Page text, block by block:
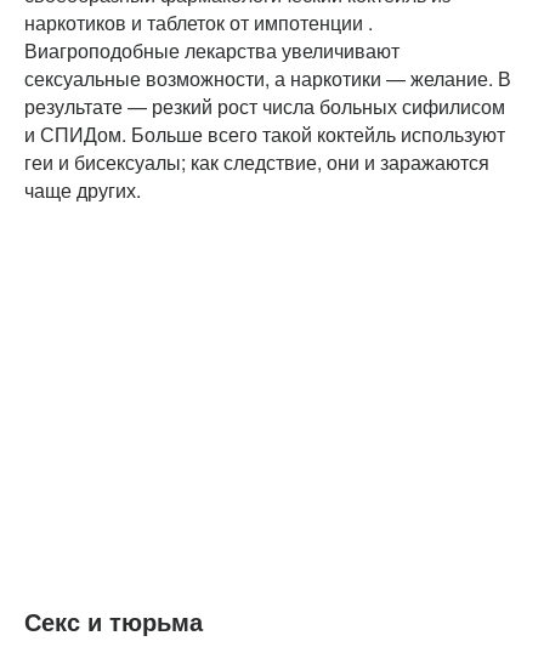
наркотиков и таблеток от импотенции .
Виагроподобные лекарства увеличивают
сексуальные возможности, а наркотики — желание. В
результате — резкий рост числа больных сифилисом
и СПИДом. Больше всего такой коктейль используют
геи и бисексуалы; как следствие, они и заражаются
чаще других.
Секс и тюрьма